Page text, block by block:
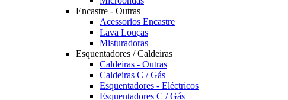
Encastre - Outras
Acessorios Encastre
Lava Louças
Misturadoras
Esquentadores / Caldeiras
Caldeiras - Outras
Caldeiras C / Gás
Esquentadores - Eléctricos
Esquentadores C / Gás